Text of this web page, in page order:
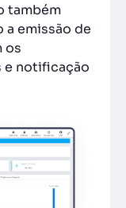
também
emissão de
os
e notificação